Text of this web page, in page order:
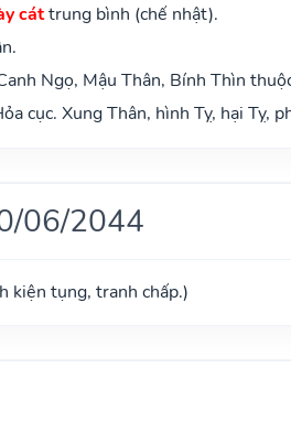
cáttrung bình (chế nhật).
Ngọ, Mậu Thân, Bính Thìn
cục. Xung Thân, hình Tỵ, hại Tỵ,
06/2044
kiện tụng, tranh chấp.)